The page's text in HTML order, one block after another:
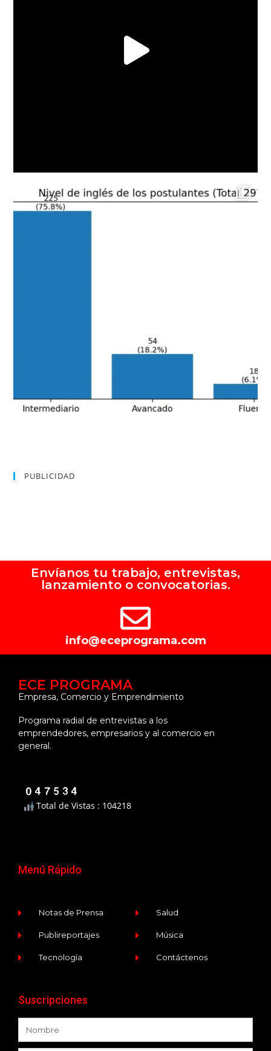
PUBLICIDAD
Envíanos tu trabajo, entrevistas,
lanzamiento o convocatorias.
info@eceprograma.com
ECE PROGRAMA
Empresa, Comercio y Emprendimiento
Programa radial de entrevistas a los
emprendedores, empresarios y al comercio en
general.
Total de Vistas : 104218
Menú Rápido
Notas de Prensa
Publireportajes
Tecnología
Salud
Música
Contáctenos
Suscripciones